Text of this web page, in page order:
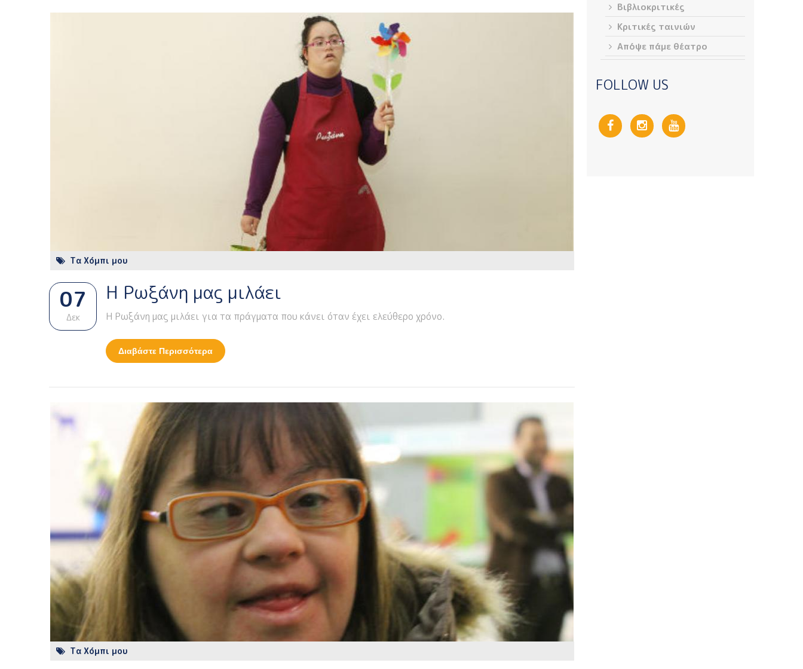
Τα Χόμπι μου
07
Δεκ
Η Ρωξάνη μας μιλάει
Η Ρωξάνη μας μιλάει για τα πράγματα που κάνει όταν έχει ελεύθερο χρόνο.
Διαβάστε Περισσότερα Για Η Ρωξάνη Μας Μιλάει
Τα Χόμπι μου
Βιβλιοκριτικές
Κριτικές ταινιών
Απόψε πάμε θέατρο
FOLLOW US